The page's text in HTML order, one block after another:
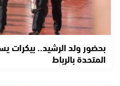
بحضور ولد الرشيد.. بيكرات
المتحدة بالرباط